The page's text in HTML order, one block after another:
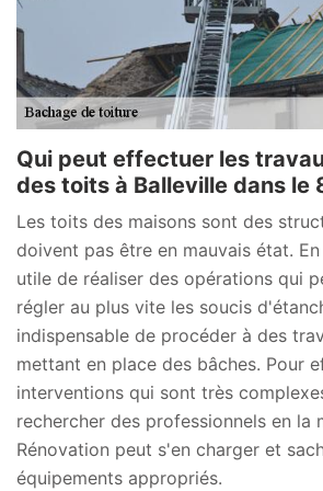
Qui peut effectuer les
des toits à Balleville dans le
Les toits des maisons sont des
doivent pas être en mauvais état.
utile de réaliser des opérations qui
régler au plus vite les soucis
indispensable de procéder à des
mettant en place des bâches. Pour
interventions qui sont très
rechercher des professionnels en la
Rénovation peut s'en charger et
équipements appropriés.